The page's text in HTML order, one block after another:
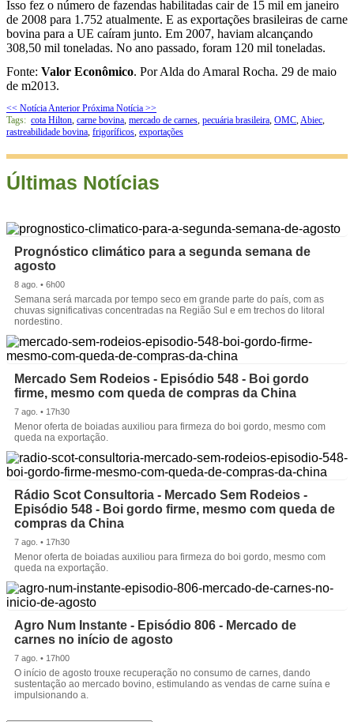
Isso fez o número de fazendas habilitadas cair de 15 mil em janeiro
de 2008 para 1.752 atualmente. E as exportações brasileiras de carne
bovina para a UE caíram junto. Em 2007, haviam alcançando
308,50 mil toneladas. No ano passado, foram 120 mil toneladas.
Fonte: Valor Econômico. Por Alda do Amaral Rocha. 29 de maio
de m2013.
<< Notícia Anterior Próxima Notícia >>
Tags: cota Hilton, carne bovina, mercado de carnes, pecuária brasileira, OMC,Abiec,
rastreabilidade bovina, frigoríficos, exportações
Últimas Notícias
Prognóstico climático para a segunda semana de
agosto
8 ago. • 6h00
Semana será marcada por tempo seco em grande parte do país, com as
chuvas significativas concentradas na Região Sul e em trechos do litoral
nordestino.
Mercado Sem Rodeios - Episódio 548 - Boi gordo
firme, mesmo com queda de compras da China
7 ago. • 17h30
Menor oferta de boiadas auxiliou para firmeza do boi gordo, mesmo com
queda na exportação.
Rádio Scot Consultoria - Mercado Sem Rodeios -
Episódio 548 - Boi gordo firme, mesmo com queda de
compras da China
7 ago. • 17h30
Menor oferta de boiadas auxiliou para firmeza do boi gordo, mesmo com
queda na exportação.
Agro Num Instante - Episódio 806 - Mercado de
carnes no início de agosto
7 ago. • 17h00
O início de agosto trouxe recuperação no consumo de carnes, dando
sustentação ao mercado bovino, estimulando as vendas de carne suína e
impulsionando a.